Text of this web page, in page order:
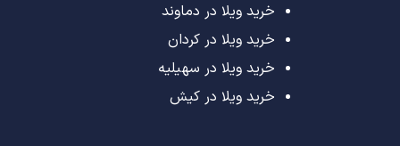
خرید ویلا در دماوند
خرید ویلا در کردان
خرید ویلا در سهیلیه
خرید ویلا در کیش